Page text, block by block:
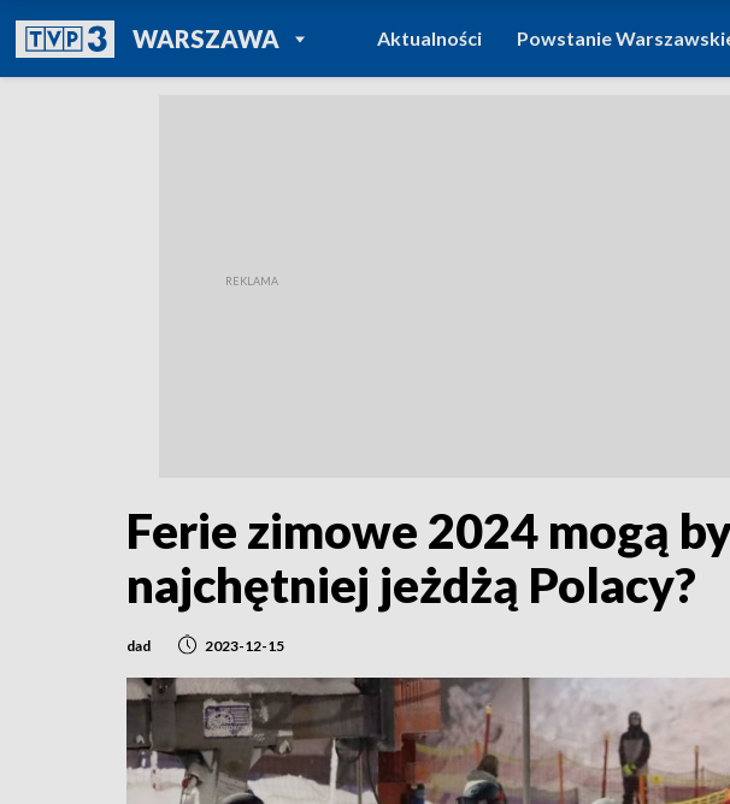
WARSZAWAPOWRÓT DO
TVP REGIONY
Aktualności Powstanie
Ferie zimowe 2024 mogą
najchętniej jeżdżą Polacy?
dad 2023-12-15